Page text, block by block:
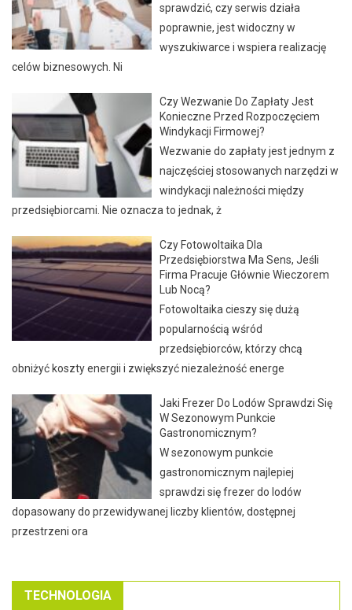
sprawdzić, czy serwis działa
poprawnie, jest widoczny w
wyszukiwarce i wspiera realizację
celów biznesowych. Ni
Czy Wezwanie Do Zapłaty Jest
Konieczne Przed Rozpoczęciem
Windykacji Firmowej?
Wezwanie do zapłaty jest jednym z
najczęściej stosowanych narzędzi w
windykacji należności między
przedsiębiorcami. Nie oznacza to jednak, ż
Czy Fotowoltaika Dla
Przedsiębiorstwa Ma Sens, Jeśli
Firma Pracuje Głównie Wieczorem
Lub Nocą?
Fotowoltaika cieszy się dużą
popularnością wśród
przedsiębiorców, którzy chcą
obniżyć koszty energii i zwiększyć niezależność energe
Jaki Frezer Do Lodów Sprawdzi Się
W Sezonowym Punkcie
Gastronomicznym?
W sezonowym punkcie
gastronomicznym najlepiej
sprawdzi się frezer do lodów
dopasowany do przewidywanej liczby klientów, dostępnej
przestrzeni ora
TECHNOLOGIA